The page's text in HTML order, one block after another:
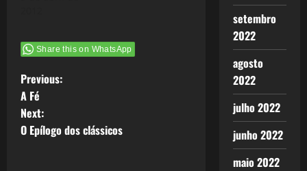
Share this on WhatsApp
P
o
s
Previous:
A Fé
Next:
O Epílogo dos clássicos
setembro
2022
agosto
2022
julho 2022
junho 2022
maio 2022